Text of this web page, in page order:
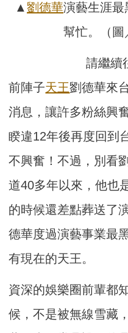
▲ 劉德華演藝生涯最
幫忙。（圖
請繼續
前陣子天王劉德華來
消息，讓許多粉絲興
睽違12年後再度回到
不興奮！不過，別看
道40多年以來，他也
的時候還差點葬送了
德華度過演藝事業最
有現在的天王。
資深的娛樂圈前輩都
候，不是被無線雪藏